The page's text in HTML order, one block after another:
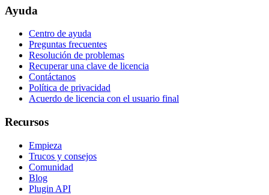
Ayuda
Centro de ayuda
Preguntas frecuentes
Resolución de problemas
Recuperar una clave de licencia
Contáctanos
Política de privacidad
Acuerdo de licencia con el usuario final
Recursos
Empieza
Trucos y consejos
Comunidad
Blog
Plugin API